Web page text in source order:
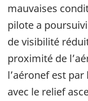
mauvaises
pilote a
de visibilité
proximité de
l’aéronef est
avec le relief